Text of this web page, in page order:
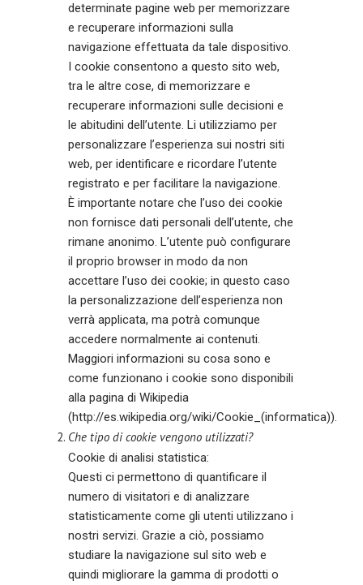
determinate pagine web per memorizzare
e recuperare informazioni sulla
navigazione effettuata da tale dispositivo.
I cookie consentono a questo sito web,
tra le altre cose, di memorizzare e
recuperare informazioni sulle decisioni e
le abitudini dell’utente. Li utilizziamo per
personalizzare l’esperienza sui nostri siti
web, per identificare e ricordare l’utente
registrato e per facilitare la navigazione.
È importante notare che l’uso dei cookie
non fornisce dati personali dell’utente, che
rimane anonimo. L’utente può configurare
il proprio browser in modo da non
accettare l’uso dei cookie; in questo caso
la personalizzazione dell’esperienza non
verrà applicata, ma potrà comunque
accedere normalmente ai contenuti.
Maggiori informazioni su cosa sono e
come funzionano i cookie sono disponibili
alla pagina di Wikipedia
(http://es.wikipedia.org/wiki/Cookie_(informatica)).
Che tipo di cookie vengono utilizzati?
Cookie di analisi statistica:
Questi ci permettono di quantificare il
numero di visitatori e di analizzare
statisticamente come gli utenti utilizzano i
nostri servizi. Grazie a ciò, possiamo
studiare la navigazione sul sito web e
quindi migliorare la gamma di prodotti o